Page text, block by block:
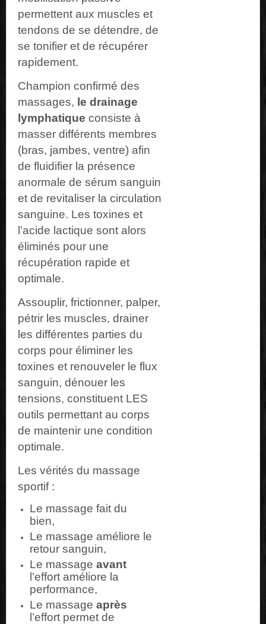
permettent aux muscles et
tendons de se détendre, de
se tonifier et de récupérer
rapidement.
Champion confirmé des
massages, le drainage
lymphatique consiste à
masser différents membres
(bras, jambes, ventre) afin
de fluidifier la présence
anormale de sérum sanguin
et de revitaliser la circulation
sanguine. Les toxines et
l’acide lactique sont alors
éliminés pour une
récupération rapide et
optimale.
Assouplir, frictionner, palper,
pétrir les muscles, drainer
les différentes parties du
corps pour éliminer les
toxines et renouveler le flux
sanguin, dénouer les
tensions, constituent LES
outils permettant au corps
de maintenir une condition
optimale.
Les vérités du massage
sportif :
Le massage fait du
bien,
Le massage améliore le
retour sanguin,
Le massage avant
l’effort améliore la
performance,
Le massage après
l’effort permet de